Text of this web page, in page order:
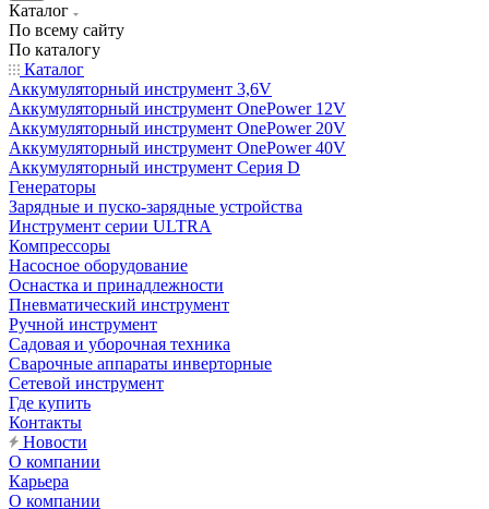
Каталог
По всему сайту
По каталогу
Каталог
Аккумуляторный инструмент 3,6V
Аккумуляторный инструмент OnePower 12V
Аккумуляторный инструмент OnePower 20V
Аккумуляторный инструмент OnePower 40V
Аккумуляторный инструмент Серия D
Генераторы
Зарядные и пуско-зарядные устройства
Инструмент серии ULTRA
Компрессоры
Насосное оборудование
Оснастка и принадлежности
Пневматический инструмент
Ручной инструмент
Садовая и уборочная техника
Сварочные аппараты инверторные
Сетевой инструмент
Где купить
Контакты
Новости
О компании
Карьера
О компании